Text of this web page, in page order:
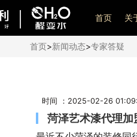
首页 关
首页>新闻动态>专家答疑
时间 ：2025-02-26
菏泽艺术漆代理